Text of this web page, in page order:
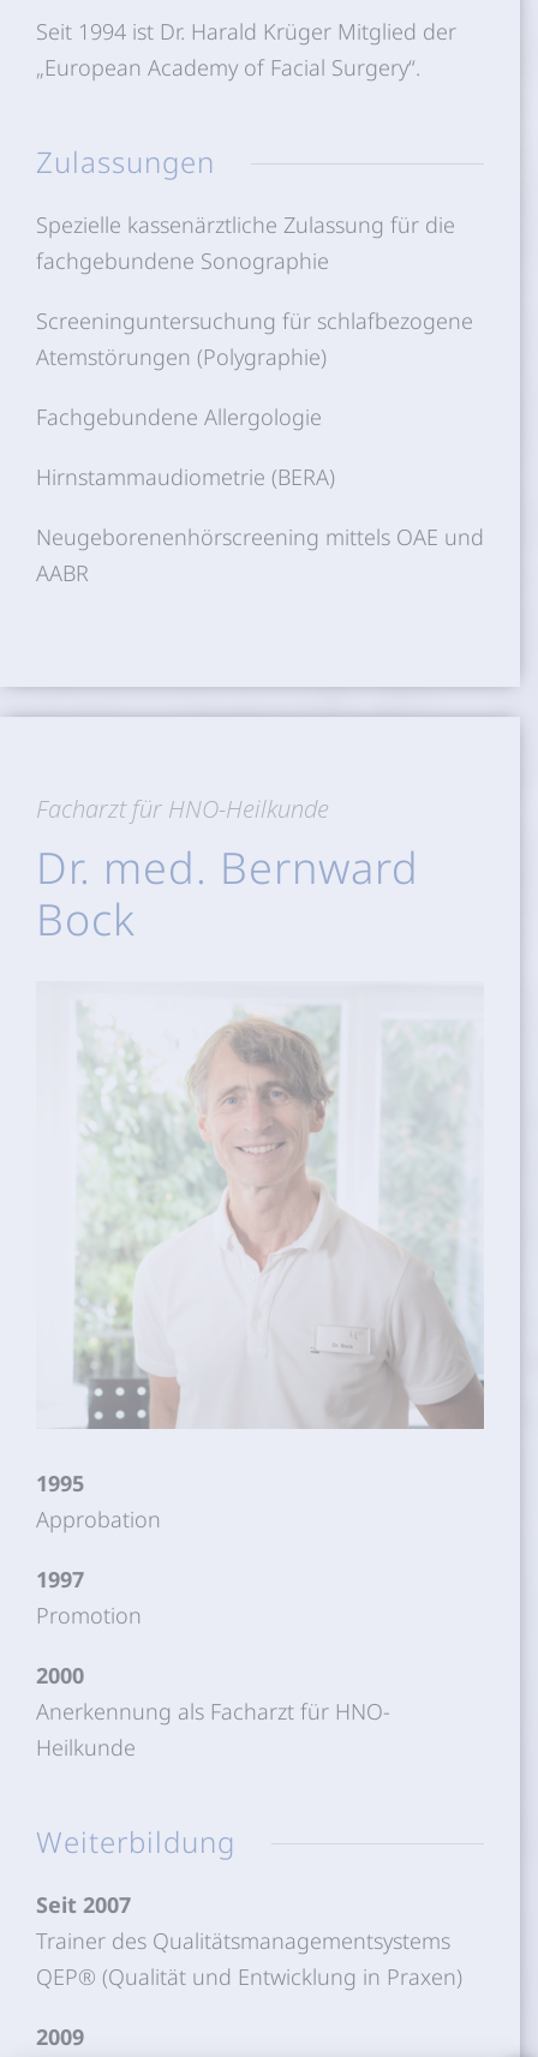
Seit 1994 ist Dr. Harald Krüger Mitglied der
„European Academy of Facial Surgery“.
Zulassungen
Spezielle kassenärztliche Zulassung für die
fachgebundene Sonographie
Screeninguntersuchung für schlafbezogene
Atemstörungen (Polygraphie)
Fachgebundene Allergologie
Hirnstammaudiometrie (BERA)
Neugeborenenhörscreening mittels OAE und
AABR
Facharzt für HNO-Heilkunde
Dr. med. Bernward
Bock
1995
Approbation
1997
Promotion
2000
Anerkennung als Facharzt für HNO-
Heilkunde
Weiterbildung
Seit 2007
Trainer des Qualitätsmanagementsystems
QEP® (Qualität und Entwicklung in Praxen)
2009